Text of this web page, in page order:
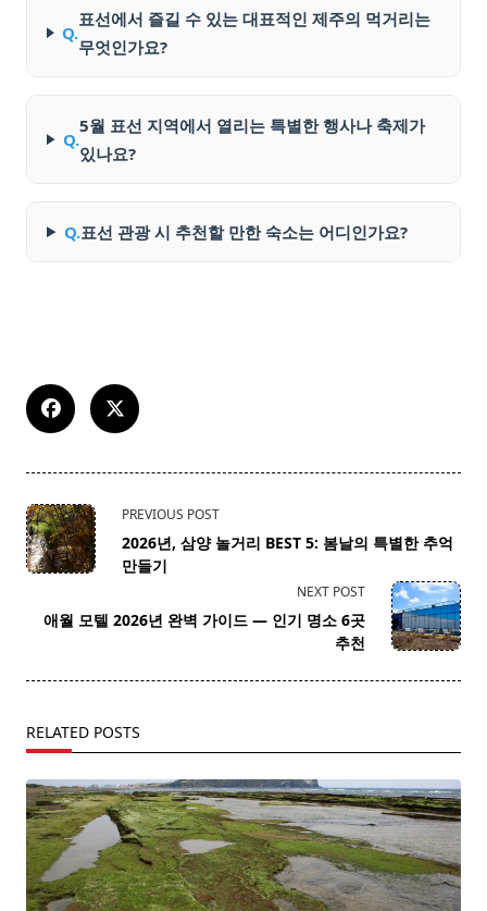
Q.
표선에서 즐길 수 있는 대표적인 제주의 먹거리는
무엇인가요?
Q.
5월 표선 지역에서 열리는 특별한 행사나 축제가
있나요?
Q.표선 관광 시 추천할 만한 숙소는 어디인가요?
<span
class="nav-
subtitle
reader-
PREVIOUS POST
2026년, 삼양 놀거리 BEST 5: 봄날의 특별한 추억
만들기
NEXT POST
애월 모텔 2026년 완벽 가이드 — 인기 명소 6곳
추천
RELATED POSTS